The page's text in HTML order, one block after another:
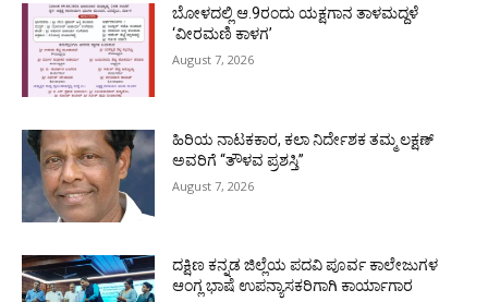
ಬೋಳದಲ್ಲಿ ಆ.9ರಂದು ಯಕ್ಷಗಾನ ತಾಳಮದ್ದಳೆ
‘ವೀರಮಣಿ ಕಾಳಗ’
August 7, 2026
ಹಿರಿಯ ನಾಟಕಕಾರ, ಕಲಾ ನಿರ್ದೇಶಕ ತಮ್ಮ ಲಕ್ಷಣ್
ಅವರಿಗೆ “ತೌಳವ ಪ್ರಶಸ್ತಿ”
August 7, 2026
ದಕ್ಷಿಣ ಕನ್ನಡ ಜಿಲ್ಲೆಯ ಪದವಿ ಪೂರ್ವ ಕಾಲೇಜುಗಳ
ಆಂಗ್ಲ ಭಾಷೆ ಉಪನ್ಯಾಸಕರಿಗಾಗಿ ಕಾರ್ಯಾಗಾರ